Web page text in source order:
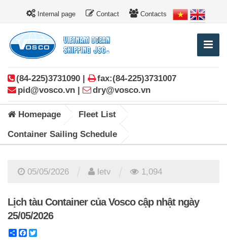
Internal page Contact Contacts
(84-225)3731090 |
fax:(84-225)3731007
pid@vosco.vn |
dry@vosco.vn
Homepage Fleet List
Container Sailing Schedule
05/05/2026 letv 1,094
Lịch tàu Container của Vosco cập nhật ngày
25/05/2026
ShareFacebook